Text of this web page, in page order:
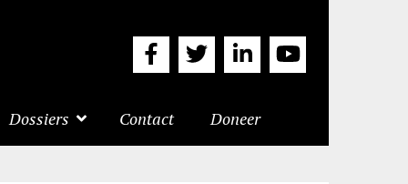
Dossiers Contact Doneer